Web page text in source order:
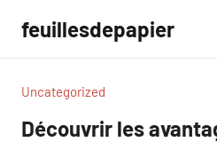
contenu
feuillesdepapier
Uncategorized
Découvrir les